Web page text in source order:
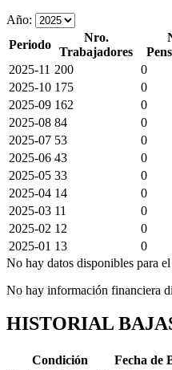
Año:
Periodo
Nro.
Trabajadores
2025-11 200 0
2025-10 175 0
2025-09 162 0
2025-08 84 0
2025-07 53 0
2025-06 43 0
2025-05 33 0
2025-04 14 0
2025-03 11 0
2025-02 12 0
2025-01 13 0
No hay datos disponibles para
No hay información financiera
HISTORIAL
Condición
Fecha de